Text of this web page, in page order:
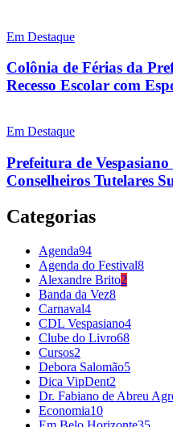
Em Destaque
Colônia de Férias da
Recesso Escolar com
Em Destaque
Prefeitura de Vespasiano
Conselheiros Tutelares
Categorias
Agenda94
Agenda do Festival8
Alexandre Brito2
Banda da Vez8
Carnaval4
CDL Vespasiano4
Clube do Livro68
Cursos2
Debora Salomão5
Dica VipDent2
Dr. Fabiano de Abreu
Economia10